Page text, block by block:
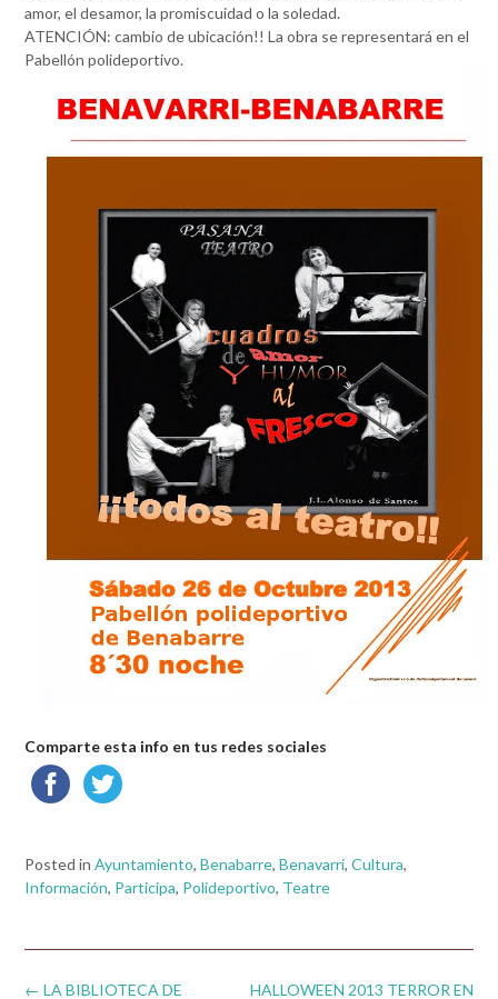
amor, el desamor, la promiscuidad o la soledad.
ATENCIÓN: cambio de ubicación!! La obra se representará en el
Pabellón polideportivo.
Comparte esta info en tus redes sociales
Posted in Ayuntamiento, Benabarre, Benavarri, Cultura,
Información, Participa, Polideportivo, Teatre
Post
HALLOWEEN 2013 TERROR EN
← LA BIBLIOTECA DE